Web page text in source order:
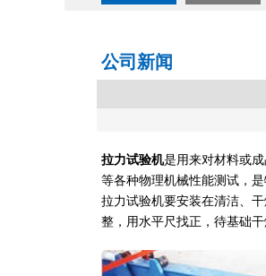
公司新闻
拉力试验机是用来对材料或
等各种物理机械性能测试，
拉力试验机要安装在清洁、
整，用水平尺找正，待基础干